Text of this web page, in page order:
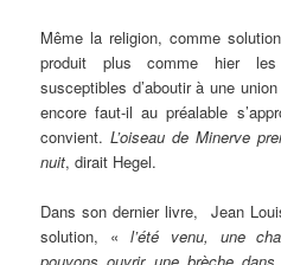
Même la religion, comme
produit plus comme hier les
susceptibles d’aboutir à une
encore faut-il au préalable
convient.L’oiseau de Minerve
nuit, dirait Hegel.
Dans son dernier livre, Jean
solution, « l’été venu, une